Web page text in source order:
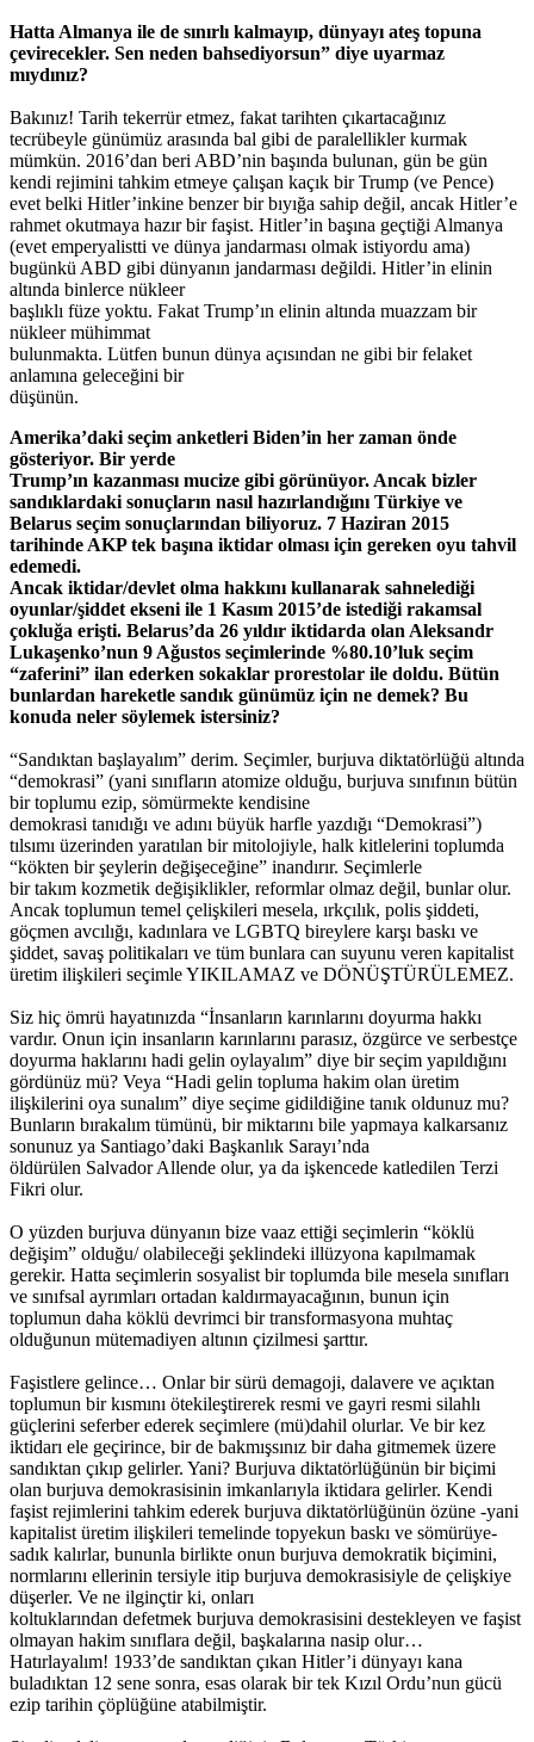
Hatta Almanya ile de sınırlı kalmayıp, dünyayı ateş topuna
çevirecekler. Sen neden bahsediyorsun” diye uyarmaz
mıydınız?
Bakınız! Tarih tekerrür etmez, fakat tarihten çıkartacağınız
tecrübeyle günümüz arasında bal gibi de paralellikler kurmak
mümkün. 2016’dan beri ABD’nin başında bulunan, gün be gün
kendi rejimini tahkim etmeye çalışan kaçık bir Trump (ve Pence)
evet belki Hitler’inkine benzer bir bıyığa sahip değil, ancak Hitler’e
rahmet okutmaya hazır bir faşist. Hitler’in başına geçtiği Almanya
(evet emperyalistti ve dünya jandarması olmak istiyordu ama)
bugünkü ABD gibi dünyanın jandarması değildi. Hitler’in elinin
altında binlerce nükleer
başlıklı füze yoktu. Fakat Trump’ın elinin altında muazzam bir
nükleer mühimmat
bulunmakta. Lütfen bunun dünya açısından ne gibi bir felaket
anlamına geleceğini bir
düşünün.
Amerika’daki seçim anketleri Biden’in her zaman önde
gösteriyor. Bir yerde
Trump’ın kazanması mucize gibi görünüyor. Ancak bizler
sandıklardaki sonuçların nasıl hazırlandığını Türkiye ve
Belarus seçim sonuçlarından biliyoruz. 7 Haziran 2015
tarihinde AKP tek başına iktidar olması için gereken oyu tahvil
edemedi.
Ancak iktidar/devlet olma hakkını kullanarak sahnelediği
oyunlar/şiddet ekseni ile 1 Kasım 2015’de istediği rakamsal
çokluğa erişti. Belarus’da 26 yıldır iktidarda olan Aleksandr
Lukaşenko’nun 9 Ağustos seçimlerinde %80.10’luk seçim
“zaferini” ilan ederken sokaklar prorestolar ile doldu. Bütün
bunlardan hareketle sandık günümüz için ne demek? Bu
konuda neler söylemek istersiniz?
“Sandıktan başlayalım” derim. Seçimler, burjuva diktatörlüğü altında
“demokrasi” (yani sınıfların atomize olduğu, burjuva sınıfının bütün
bir toplumu ezip, sömürmekte kendisine
demokrasi tanıdığı ve adını büyük harfle yazdığı “Demokrasi”)
tılsımı üzerinden yaratılan bir mitolojiyle, halk kitlelerini toplumda
“kökten bir şeylerin değişeceğine” inandırır. Seçimlerle
bir takım kozmetik değişiklikler, reformlar olmaz değil, bunlar olur.
Ancak toplumun temel çelişkileri mesela, ırkçılık, polis şiddeti,
göçmen avcılığı, kadınlara ve LGBTQ bireylere karşı baskı ve
şiddet, savaş politikaları ve tüm bunlara can suyunu veren kapitalist
üretim ilişkileri seçimle YIKILAMAZ ve DÖNÜŞTÜRÜLEMEZ.
Siz hiç ömrü hayatınızda “İnsanların karınlarını doyurma hakkı
vardır. Onun için insanların karınlarını parasız, özgürce ve serbestçe
doyurma haklarını hadi gelin oylayalım” diye bir seçim yapıldığını
gördünüz mü? Veya “Hadi gelin topluma hakim olan üretim
ilişkilerini oya sunalım” diye seçime gidildiğine tanık oldunuz mu?
Bunların bırakalım tümünü, bir miktarını bile yapmaya kalkarsanız
sonunuz ya Santiago’daki Başkanlık Sarayı’nda
öldürülen Salvador Allende olur, ya da işkencede katledilen Terzi
Fikri olur.
O yüzden burjuva dünyanın bize vaaz ettiği seçimlerin “köklü
değişim” olduğu/ olabileceği şeklindeki illüzyona kapılmamak
gerekir. Hatta seçimlerin sosyalist bir toplumda bile mesela sınıfları
ve sınıfsal ayrımları ortadan kaldırmayacağının, bunun için
toplumun daha köklü devrimci bir transformasyona muhtaç
olduğunun mütemadiyen altının çizilmesi şarttır.
Faşistlere gelince… Onlar bir sürü demagoji, dalavere ve açıktan
toplumun bir kısmını ötekileştirerek resmi ve gayri resmi silahlı
güçlerini seferber ederek seçimlere (mü)dahil olurlar. Ve bir kez
iktidarı ele geçirince, bir de bakmışsınız bir daha gitmemek üzere
sandıktan çıkıp gelirler. Yani? Burjuva diktatörlüğünün bir biçimi
olan burjuva demokrasisinin imkanlarıyla iktidara gelirler. Kendi
faşist rejimlerini tahkim ederek burjuva diktatörlüğünün özüne -yani
kapitalist üretim ilişkileri temelinde topyekun baskı ve sömürüye-
sadık kalırlar, bununla birlikte onun burjuva demokratik biçimini,
normlarını ellerinin tersiyle itip burjuva demokrasisiyle de çelişkiye
düşerler. Ve ne ilginçtir ki, onları
koltuklarından defetmek burjuva demokrasisini destekleyen ve faşist
olmayan hakim sınıflara değil, başkalarına nasip olur…
Hatırlayalım! 1933’de sandıktan çıkan Hitler’i dünyayı kana
buladıktan 12 sene sonra, esas olarak bir tek Kızıl Ordu’nun gücü
ezip tarihin çöplüğüne atabilmiştir.